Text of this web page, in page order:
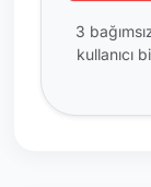
3
kullanıcı